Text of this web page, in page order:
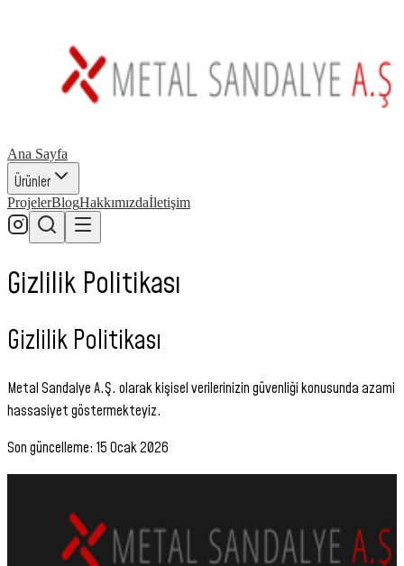
Ana Sayfa
Ürünler
ProjelerBlogHakkımızdaİletişim
Gizlilik Politikası
Gizlilik Politikası
Metal Sandalye A.Ş. olarak kişisel verilerinizin güvenliği konusunda azami
hassasiyet göstermekteyiz.
Son güncelleme: 15 Ocak 2026